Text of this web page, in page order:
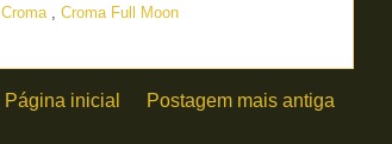
Croma , Croma Full Moon
Postagem mais antiga
Página inicial